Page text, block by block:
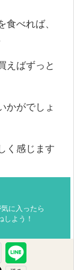
べれば、
えばずっと
かがでしょ
く感じます
に入ったら
しよう！